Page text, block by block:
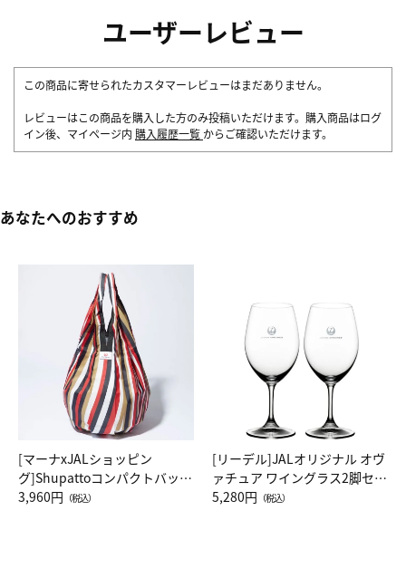
ユーザーレビュー
この商品に寄せられたカスタマーレビューはまだありません。
レビューはこの商品を購入した方のみ投稿いただけます。購入商品はログ
イン後、マイページ内 購入履歴一覧 からご確認いただけます。
あなたへのおすすめ
[マーナxJALショッピン
グ]Shupattoコンパクトバッグ
Drop JAL客室乗務員（LC）ス
3,960円 （税込）
[リーデル]JALオリジナル オヴ
ァチュア ワイングラス2脚セッ
ト（レッドワイン）
5,280円 （税込）